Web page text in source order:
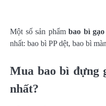
Một số sản phẩm bao bì
nhất: bao bì PP dệt, bao bì
Mua bao bì đựng
nhất?